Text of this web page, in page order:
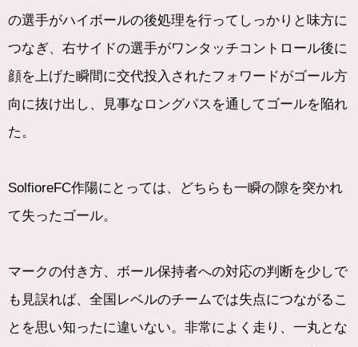
の選手がハイボールの後処理を行ってしっかりと味方に
つなぎ、右サイドの選手がワンタッチコントロール後に
顔を上げた瞬間に交代投入されたフォワードがゴール方
向に抜け出し、見事なロングパスを通してゴールを陥れ
た。
SolfioreFC作陽にとっては、どちらも一瞬の隙を突かれ
て失ったゴール。
マークの付き方、ボール保持者への対応の判断を少しで
も見誤れば、全国レベルのチームでは失点につながるこ
とを思い知ったに違いない。非常によく走り、一丸とな